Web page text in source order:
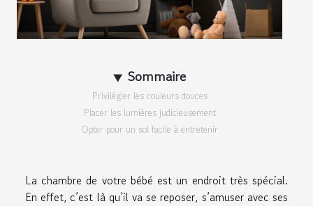
Sommaire
Privilégier les couleurs douces
Placer les lumières judicieusement
Opter pour un sol facile à entretenir
La chambre de votre bébé est un endroit très spécial.
En effet, c’est là qu’il va se reposer, s’amuser avec ses